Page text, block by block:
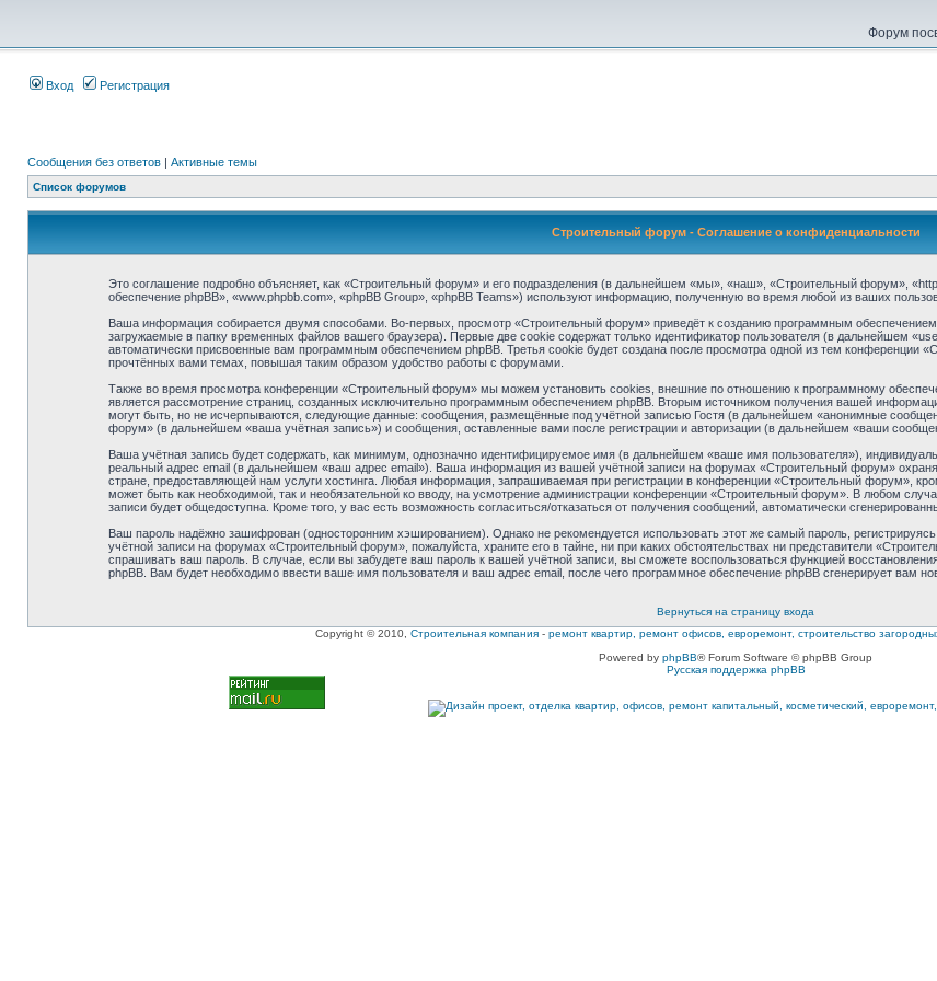
Форум
Вход Регистрация
Сообщения без ответов | Активные темы
Список форумов
Строительный форум - Соглашение о конфиденциальности
Это соглашение подробно объясняет, как «Строительный форум» и его подразделения (в дальнейшем «мы», «наш», «Строительный форум»,
обеспечение phpBB», «www.phpbb.com», «phpBB Group», «phpBB Teams») используют информацию, полученную во время любой из ваших
Ваша информация собирается двумя способами. Во-первых, просмотр «Строительный форум» приведёт к созданию программным
загружаемые в папку временных файлов вашего браузера). Первые две cookie содержат только идентификатор пользователя (в дальнейшем
автоматически присвоенные вам программным обеспечением phpBB. Третья cookie будет создана после просмотра одной из тем конференции
прочтённых вами темах, повышая таким образом удобство работы с форумами.
Также во время просмотра конференции «Строительный форум» мы можем установить cookies, внешние по отношению к программному
является рассмотрение страниц, созданных исключительно программным обеспечением phpBB. Вторым источником получения вашей
могут быть, но не исчерпываются, следующие данные: сообщения, размещённые под учётной записью Гостя (в дальнейшем «анонимные
форум» (в дальнейшем «ваша учётная запись») и сообщения, оставленные вами после регистрации и авторизации (в дальнейшем «ваши
Ваша учётная запись будет содержать, как минимум, однозначно идентифицируемое имя (в дальнейшем «ваше имя пользователя»),
реальный адрес email (в дальнейшем «ваш адрес email»). Ваша информация из вашей учётной записи на форумах «Строительный форум»
стране, предоставляющей нам услуги хостинга. Любая информация, запрашиваемая при регистрации в конференции «Строительный форум»,
может быть как необходимой, так и необязательной ко вводу, на усмотрение администрации конференции «Строительный форум». В любом
записи будет общедоступна. Кроме того, у вас есть возможность согласиться/отказаться от получения сообщений, автоматически
Ваш пароль надёжно зашифрован (односторонним хэшированием). Однако не рекомендуется использовать этот же самый пароль,
учётной записи на форумах «Строительный форум», пожалуйста, храните его в тайне, ни при каких обстоятельствах ни представители
спрашивать ваш пароль. В случае, если вы забудете ваш пароль к вашей учётной записи, вы сможете воспользоваться функцией
phpBB. Вам будет необходимо ввести ваше имя пользователя и ваш адрес email, после чего программное обеспечение phpBB сгенерирует вам
Вернуться на страницу входа
Copyright © 2010, Строительная компания - ремонт квартир, ремонт офисов, евроремонт, строительство
Powered by phpBB® Forum Software © phpBB Group
Русская поддержка phpBB